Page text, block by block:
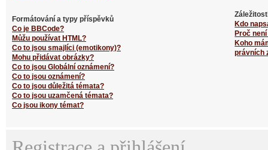
Formátování a typy příspěvků
Co je BBCode?
Můžu používat HTML?
Co to jsou smajlíci (emotikony)?
Mohu přidávat obrázky?
Co to jsou Globální oznámení?
Co to jsou oznámení?
Co to jsou důležitá témata?
Co to jsou uzamčená témata?
Co jsou ikony témat?
Kdo
Proč
Koho
právních